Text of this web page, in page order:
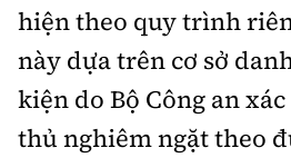
hiện theo quy trình
này dựa trên cơ sở
kiện do Bộ Công an
thủ nghiêm ngặt theo